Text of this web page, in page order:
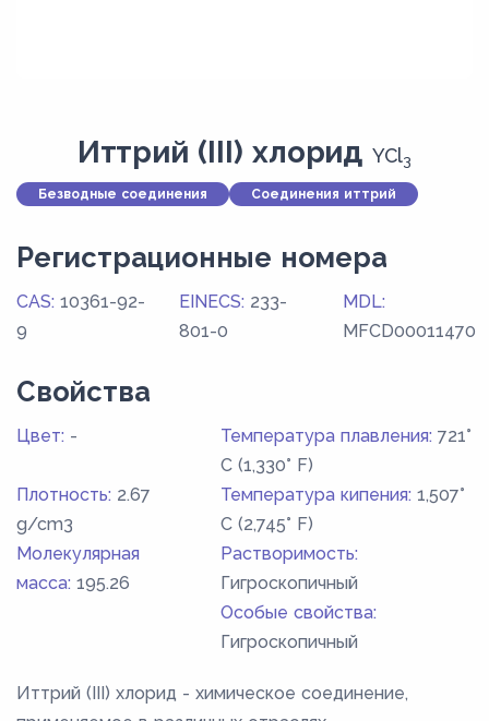
Иттрий (III) хлорид YCl3
Безводные соединения Соединения иттрий
Регистрационные номера
CAS: 10361-92-
9
EINECS: 233-
801-0
MDL:
MFCD00011470
Свойства
Цвет: - Температура плавления: 721°
C (1,330° F)
Плотность: 2.67
g/cm3
Температура кипения: 1,507°
C (2,745° F)
Молекулярная
масса: 195.26
Растворимость:
Гигроскопичный
Особые свойства:
Гигроскопичный
Иттрий (III) хлорид - химическое соединение,